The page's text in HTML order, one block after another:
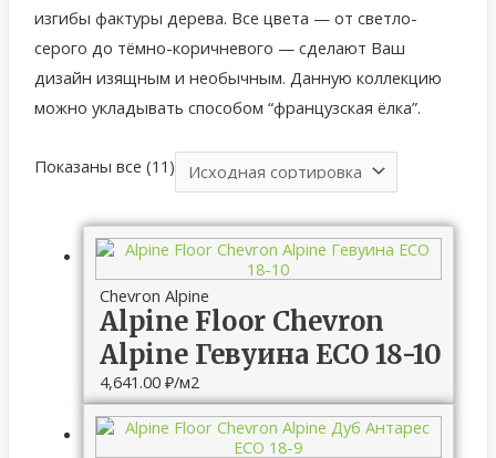
изгибы фактуры дерева. Все цвета — от светло-
серого до тёмно-коричневого — сделают Ваш
дизайн изящным и необычным. Данную коллекцию
можно укладывать способом “французская ёлка”.
Показаны все (11)
Chevron Alpine
Alpine Floor Chevron
Alpine Гевуина ECO 18-10
4,641.00 ₽/м2